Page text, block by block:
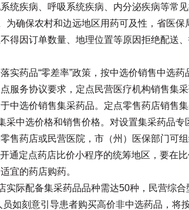
疾病、呼吸系统疾病、内分泌疾病等常见
为确保农村和边远地区用药可及性，省医保
得因订单数量、地理位置等原因拒绝配送
药品“零差率”政策，按中选价销售中选药
服务协议要求，定点民营医疗机构销售集
中选价销售集采药品。定点零售药店销售
采中选价格和销售价格。对设置集采药品专
售药店或民营医院，市（州）医保部门可组
通定点药店比价小程序的统筹地区，要在
宜的药店购药。
际配备集采药品品种需达50种，民营综合
如刻意引导患者购买高价非中选药品，将